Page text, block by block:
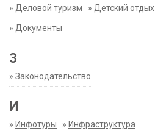
» Деловой туризм » Детский отдых
» Документы
З
» Законодательство
И
» Инфотуры » Инфраструктура